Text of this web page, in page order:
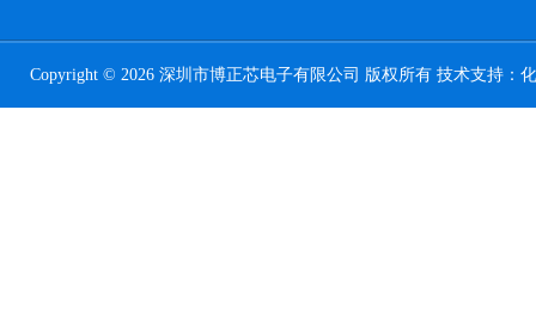
Copyright © 2026 深圳市博正芯电子有限公司 版权所有 技术支持：